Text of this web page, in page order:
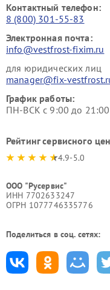
Контактный телефон:
8 (800) 301-55-83
Электронная почта:
info@vestfrost-fixim.ru
для юридических лиц
manager@fix-
График работы:
ПН-ВСК с 9:00 до
Рейтинг сервисного
4.9-5.0
ООО "Русервис"
ИНН 7702633247
ОГРН 1077746335776
Поделиться в соц. сетях: